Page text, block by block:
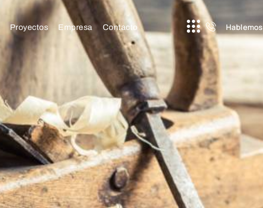
Proyectos Empresa Contacto Hablemos